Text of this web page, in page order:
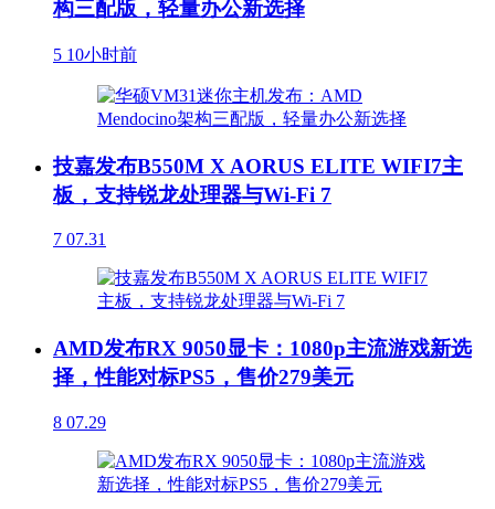
构三配版，轻量办公新选择
5 10小时前
技嘉发布B550M X AORUS ELITE WIFI7主
板，支持锐龙处理器与Wi-Fi 7
7 07.31
AMD发布RX 9050显卡：1080p主流游戏新选
择，性能对标PS5，售价279美元
8 07.29